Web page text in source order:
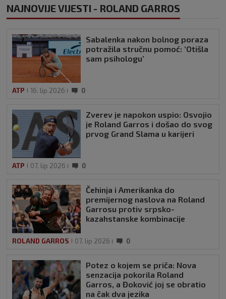
NAJNOVIJE VIJESTI - ROLAND GARROS
Sabalenka nakon bolnog poraza
potražila stručnu pomoć: ‘Otišla
sam psihologu’
ATP 16. lip 2026 0
Zverev je napokon uspio: Osvojio
je Roland Garros i došao do svog
prvog Grand Slama u karijeri
ATP 07. lip 2026 0
Čehinja i Amerikanka do
premijernog naslova na Roland
Garrosu protiv srpsko-
kazahstanske kombinacije
ROLAND GARROS 07. lip 2026 0
Potez o kojem se priča: Nova
senzacija pokorila Roland
Garros, a Đoković joj se obratio
na čak dva jezika